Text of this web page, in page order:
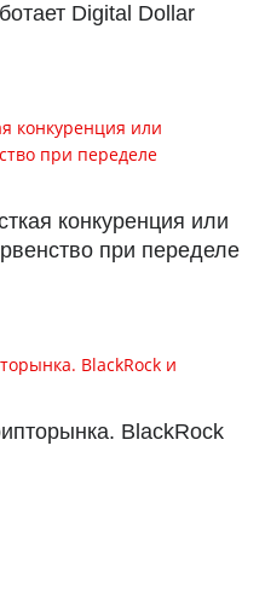
Digital Dollar
конкуренция или
при переделе
BlackRock